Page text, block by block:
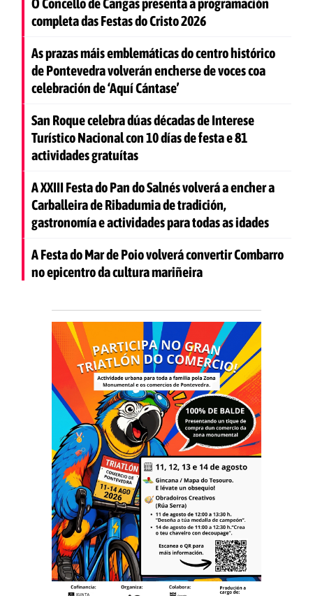
completa das Festas do Cristo 2026
As prazas máis emblemáticas do centro histórico
de Pontevedra volverán encherse de voces coa
celebración de ‘Aquí Cántase’
San Roque celebra dúas décadas de Interese
Turístico Nacional con 10 días de festa e 81
actividades gratuítas
A XXIII Festa do Pan do Salnés volverá a encher a
Carballeira de Ribadumia de tradición,
gastronomía e actividades para todas as idades
A Festa do Mar de Poio volverá convertir Combarro
no epicentro da cultura mariñeira